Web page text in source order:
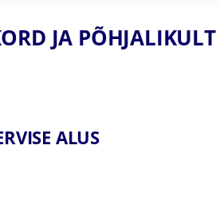
JA PÕHJALIKULT
ALUS